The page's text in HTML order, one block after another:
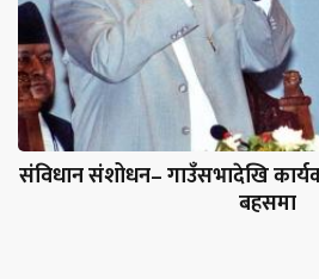
संविधान संशोधन– गाउँसभादेखि
बहसमा